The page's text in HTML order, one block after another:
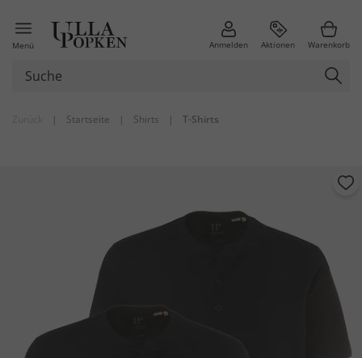
Menü Anmelden Aktionen Warenkorb
| Startseite | Shirts | T-Shirts